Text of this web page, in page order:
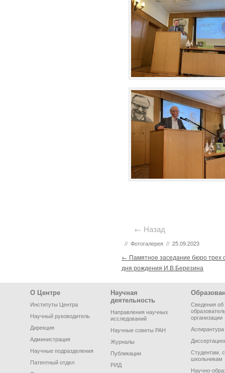
← Назад
// Фотогалерея // 25.09.2023
Post navigation
← Памятное заседание бюро
дня рождения И.В.Березина
Footer Menu
О Центре
Институты Центра
Научный руководитель
Дирекция
Администрация
Научные подразделения
Патентный отдел
Научная
деятельность
Направления научных
исследований
Научные советы РАН
Журналы
Публикации
РИД
Сведения об
организации
Аспирантура
Студентам,
школьникам
Научно-